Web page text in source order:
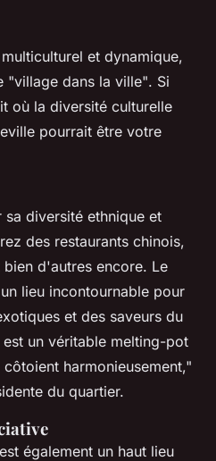
et dynamique,
"village dans la ville". Si
où la diversité culturelle
pourrait être votre
diversité ethnique et
des restaurants chinois,
d'autres encore. Le
lieu incontournable pour
et des saveurs du
est un véritable melting-pot
harmonieusement,"
du quartier.
également un haut lieu